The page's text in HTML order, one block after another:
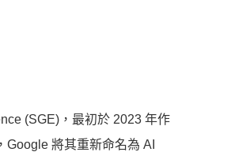
(SGE)，最初於 2023 年作
將其重新命名為 AI